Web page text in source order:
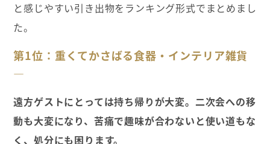
と感じやすい引き出物をランキング形式でまとめまし
た。
第1位：重くてかさばる食器・インテリア雑貨
—
遠方ゲストにとっては持ち帰りが大変。二次会への移
動も大変になり、苦痛で趣味が合わないと使い道もな
く、処分にも困ります。